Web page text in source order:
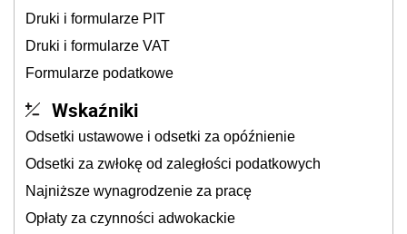
Druki i formularze PIT
Druki i formularze VAT
Formularze podatkowe
Wskaźniki
Odsetki ustawowe i odsetki za opóźnienie
Odsetki za zwłokę od zaległości podatkowych
Najniższe wynagrodzenie za pracę
Opłaty za czynności adwokackie